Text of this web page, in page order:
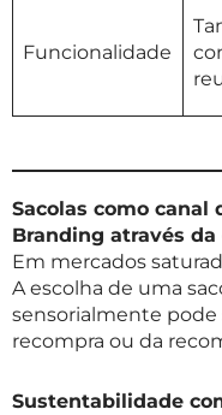
Funcionalidade
Sacolas como canal
Branding através
Em mercados
A escolha de uma
sensorialmente pode
recompra ou da
Sustentabilidade